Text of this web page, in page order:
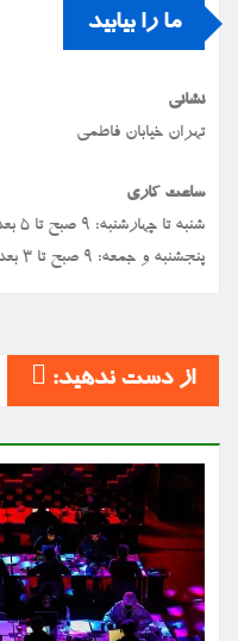
ما را بیابید
نشانی
تهران خیابان فاطمی
ساعت کاری
شنبه تا چهارشنبه: ۹ صبح تا ۵ بعد از ظهر
پنجشنبه و جمعه: ۹ صبح تا ۳ بعد از ظهر
از دست ندهید: